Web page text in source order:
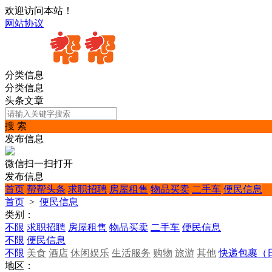
欢迎访问本站！
网站协议
分类信息
分类信息
头条文章
搜 索
发布信息
微信扫一扫打开
发布信息
首页 帮帮头条 求职招聘 房屋租售 物品买卖 二手车 便民信息
首页 > 便民信息
类别：
不限 求职招聘 房屋租售 物品买卖 二手车 便民信息
不限 便民信息
不限 美食 酒店 休闲娱乐 生活服务 购物 旅游 其他 快递包裹（
地区：